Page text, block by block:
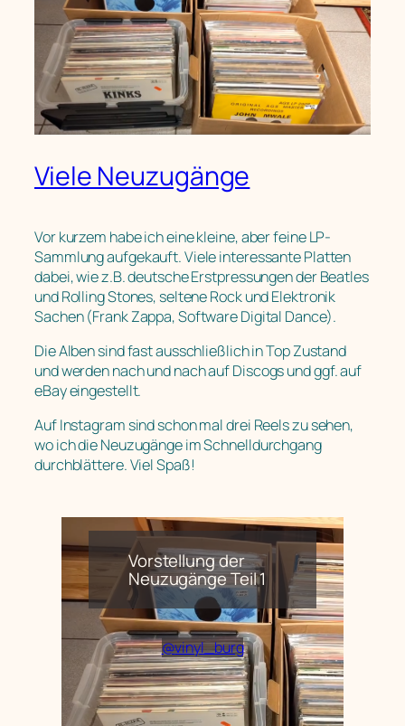
Viele Neuzugänge
Vor kurzem habe ich eine kleine, aber feine LP-
Sammlung aufgekauft. Viele interessante Platten
dabei, wie z.B. deutsche Erstpressungen der Beatles
und Rolling Stones, seltene Rock und Elektronik
Sachen (Frank Zappa, Software Digital Dance).
Die Alben sind fast ausschließlich in Top Zustand
und werden nach und nach auf Discogs und ggf. auf
eBay eingestellt.
Auf Instagram sind schon mal drei Reels zu sehen,
wo ich die Neuzugänge im Schnelldurchgang
durchblättere. Viel Spaß!
Vorstellung der
Neuzugänge Teil 1
@vinyl_burg